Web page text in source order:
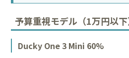
予算重視モデル（1万円以下
Ducky One 3 Mini 60%